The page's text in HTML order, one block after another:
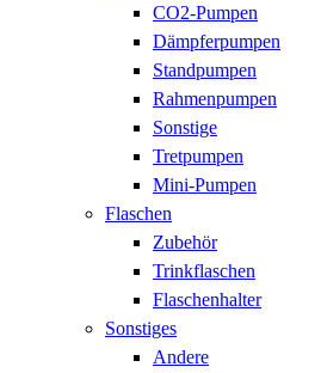
CO2-Pumpen
Dämpferpumpen
Standpumpen
Rahmenpumpen
Sonstige
Tretpumpen
Mini-Pumpen
Flaschen
Zubehör
Trinkflaschen
Flaschenhalter
Sonstiges
Andere